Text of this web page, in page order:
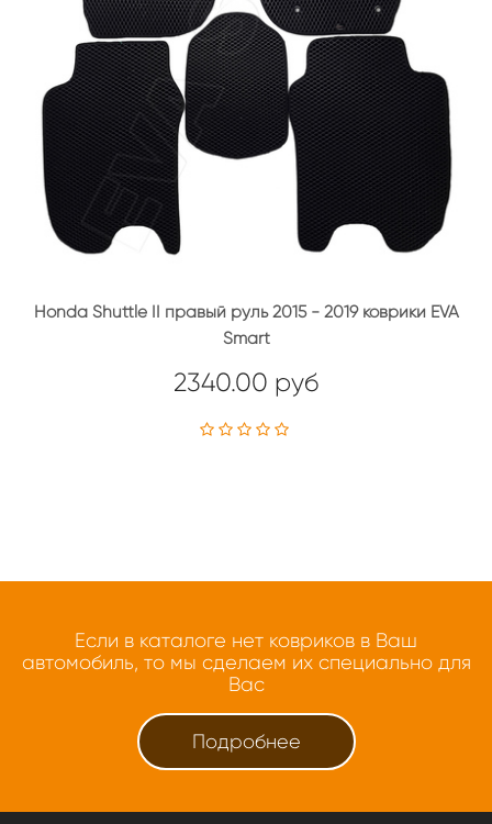
Honda Shuttle II правый руль 2015 - 2019 коврики EVA
Smart
2340.00 руб
Если в каталоге нет ковриков в Ваш
автомобиль, то мы сделаем их специально для
Вас
Подробнее